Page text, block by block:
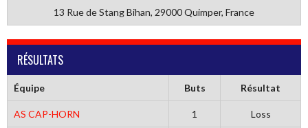
13 Rue de Stang Bihan, 29000 Quimper, France
RÉSULTATS
Équipe Buts Résultat
AS CAP-HORN 1 Loss